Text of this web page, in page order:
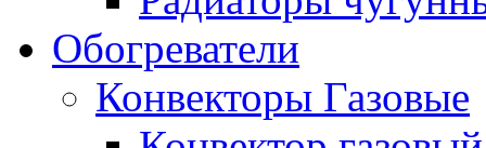
Обогреватели
Конвекторы Газовые